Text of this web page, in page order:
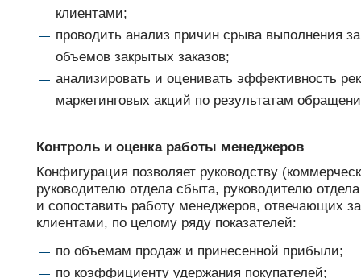
клиентами;
проводить анализ причин срыва выполнения
объемов закрытых заказов;
анализировать и оценивать эффективность
маркетинговых акций по результатам
Контроль и оценка работы менеджеров
Конфигурация позволяет руководству
руководителю отдела сбыта, руководителю
и сопоставить работу менеджеров, отвечающих
клиентами, по целому ряду показателей:
по объемам продаж и принесенной прибыли;
по коэффициенту удержания покупателей;